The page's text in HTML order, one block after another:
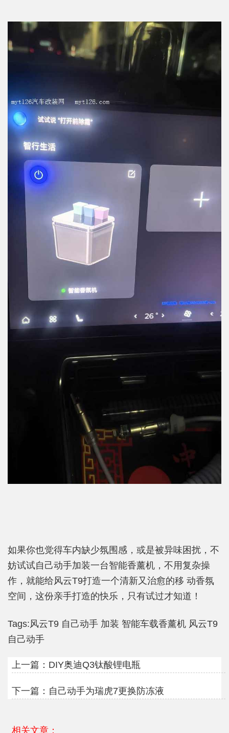
如果你也觉得车内缺少氛围感，或是被异味困扰，不
妨试试自己动手加装一台智能香薰机，不用复杂操
作，就能给风云T9打造一个清新又治愈的移 动香氛
空间，这份亲手打造的快乐，只有试过才知道！
Tags:风云T9 自己动手 加装 智能车载香薰机 风云T9
自己动手
上一篇： DIY奥迪Q3钛酸锂电瓶
下一篇： 自己动手为瑞虎7更换防冻液
相关文章：